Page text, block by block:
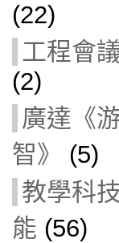
(22)
工程會
(2)
廣達《
智》
(5)
教學科
能 (56)